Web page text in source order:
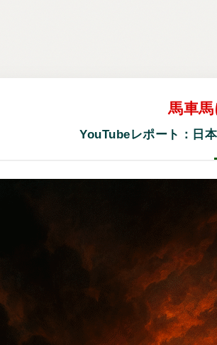
馬車馬
YouTubeレポート：日